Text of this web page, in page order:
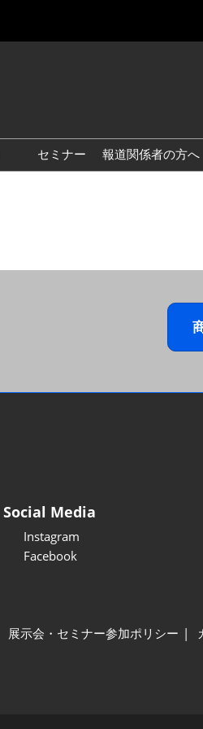
繁
セミナー 報道関係者の方へ
Social Media
Instagram
Facebook
展示会・セミナー参加ポリシー